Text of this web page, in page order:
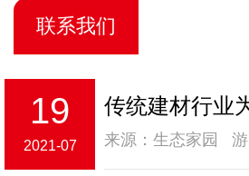
联系我们
19
2021-07
传统建材行业
来源：生态家园